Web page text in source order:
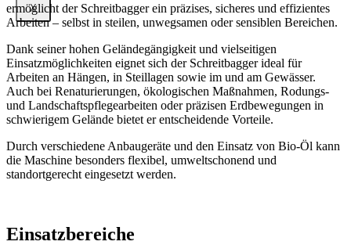
X
ermöglicht der Schreitbagger ein präzises, sicheres und effizientes
Arbeiten – selbst in steilen, unwegsamen oder sensiblen Bereichen.
Dank seiner hohen Geländegängigkeit und vielseitigen
Einsatzmöglichkeiten eignet sich der Schreitbagger ideal für
Arbeiten an Hängen, in Steillagen sowie im und am Gewässer.
Auch bei Renaturierungen, ökologischen Maßnahmen, Rodungs-
und Landschaftspflegearbeiten oder präzisen Erdbewegungen in
schwierigem Gelände bietet er entscheidende Vorteile.
Durch verschiedene Anbaugeräte und den Einsatz von Bio-Öl kann
die Maschine besonders flexibel, umweltschonend und
standortgerecht eingesetzt werden.
Einsatzbereiche